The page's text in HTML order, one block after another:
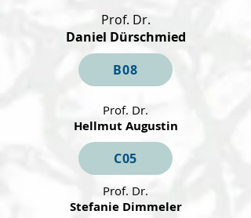
Prof. Dr.
Daniel Dürschmied
B08
Prof. Dr.
Hellmut Augustin
C05
Prof. Dr.
Stefanie Dimmeler